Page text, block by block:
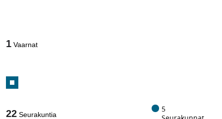
1 Vaarnat
22 Seurakuntia
5